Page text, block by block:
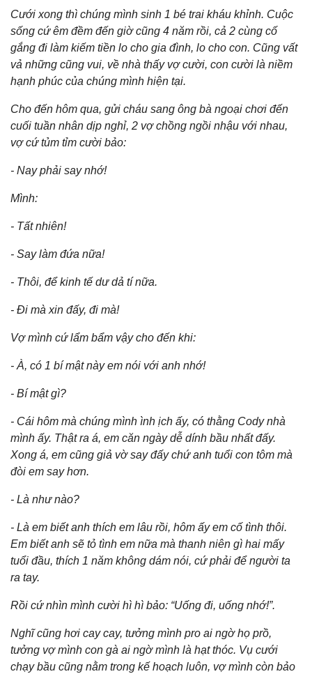
Cưới xong thì chúng mình sinh 1 bé trai kháu khỉnh. Cuộc
sống cứ êm đềm đến giờ cũng 4 năm rồi, cả 2 cùng cố
gắng đi làm kiếm tiền lo cho gia đình, lo cho con. Cũng vất
vả những cũng vui, về nhà thấy vợ cười, con cười là niềm
hạnh phúc của chúng mình hiện tại.
Cho đến hôm qua, gửi cháu sang ông bà ngoại chơi đến
cuối tuần nhân dịp nghỉ, 2 vợ chồng ngồi nhậu với nhau,
vợ cứ tủm tỉm cười bảo:
- Nay phải say nhớ!
Mình:
- Tất nhiên!
- Say làm đứa nữa!
- Thôi, để kinh tế dư dả tí nữa.
- Đi mà xin đấy, đi mà!
Vợ mình cứ lẩm bẩm vậy cho đến khi:
- À, có 1 bí mật này em nói với anh nhớ!
- Bí mật gì?
- Cái hôm mà chúng mình ình ịch ấy, có thằng Cody nhà
mình ấy. Thật ra á, em căn ngày dễ dính bầu nhất đấy.
Xong á, em cũng giả vờ say đấy chứ anh tuổi con tôm mà
đòi em say hơn.
- Là như nào?
- Là em biết anh thích em lâu rồi, hôm ấy em cố tình thôi.
Em biết anh sẽ tỏ tình em nữa mà thanh niên gì hai mấy
tuổi đầu, thích 1 năm không dám nói, cứ phải để người ta
ra tay.
Rồi cứ nhìn mình cười hì hì bảo: “Uống đi, uống nhớ!”.
Nghĩ cũng hơi cay cay, tưởng mình pro ai ngờ họ prồ,
tưởng vợ mình con gà ai ngờ mình là hạt thóc. Vụ cưới
chạy bầu cũng nằm trong kế hoạch luôn, vợ mình còn bảo